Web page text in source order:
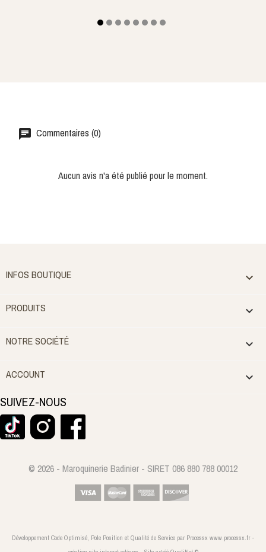
Commentaires (0)
Aucun avis n'a été publié pour le moment.
INFOS BOUTIQUE 
PRODUITS 
NOTRE SOCIÉTÉ 
ACCOUNT 
SUIVEZ-NOUS
© 2026 - Maroquinerie Badinier - SIRET 086 880 788 00012
Développement Code Optimisé, Pole Position et Qualité de Service par Processx www.processx.fr -